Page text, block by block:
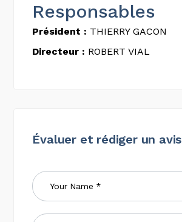
Responsables
Président : THIERRY GACON
Directeur : ROBERT VIAL
Évaluer et rédiger un avis